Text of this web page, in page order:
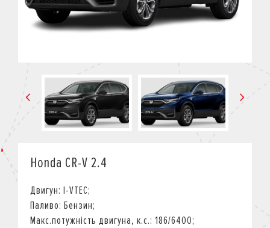
Honda CR-V 2.4
Двигун: I-VTEC;
Паливо: Бензин;
Макс.потужність двигуна, к.с.: 186/6400;